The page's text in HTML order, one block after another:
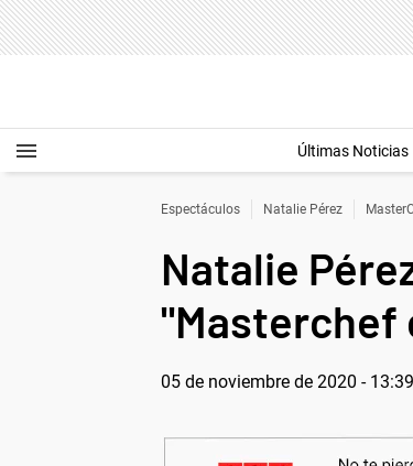
Últimas Noticias
Espectáculos Natalie Pérez
Natalie
"Masterchef
05 de noviembre de 2020 - 13:39